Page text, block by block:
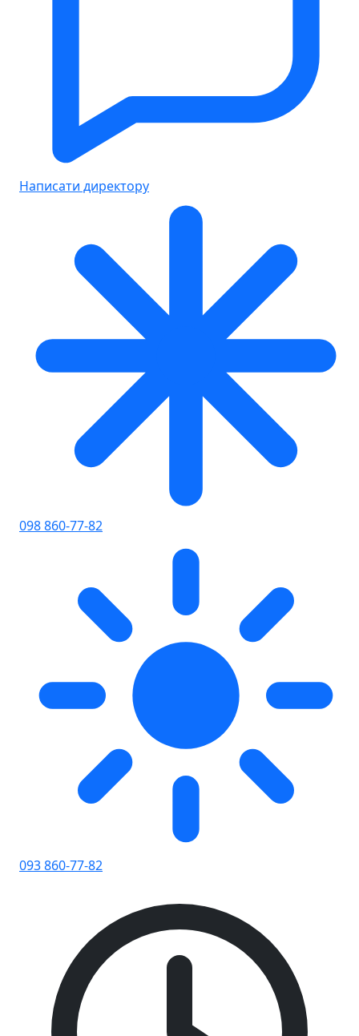
Написати директору
098 860-77-82
093 860-77-82